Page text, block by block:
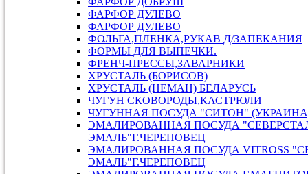
ФАРФОР ДУЛЕВО
ФАРФОР ДУЛЕВО
ФОЛЬГА,ПЛЕНКА,РУКАВ Д/ЗАПЕКАНИЯ
ФОРМЫ ДЛЯ ВЫПЕЧКИ.
ФРЕНЧ-ПРЕССЫ,ЗАВАРНИКИ
ХРУСТАЛЬ (БОРИСОВ)
ХРУСТАЛЬ (НЕМАН) БЕЛАРУСЬ
ЧУГУН СКОВОРОДЫ,КАСТРЮЛИ
ЧУГУННАЯ ПОСУДА "СИТОН"
ЭМАЛИРОВАННАЯ ПОСУДА
ЭМАЛЬ"Г.ЧЕРЕПОВЕЦ
ЭМАЛИРОВАННАЯ ПОСУДА VITROSS
ЭМАЛЬ"Г.ЧЕРЕПОВЕЦ